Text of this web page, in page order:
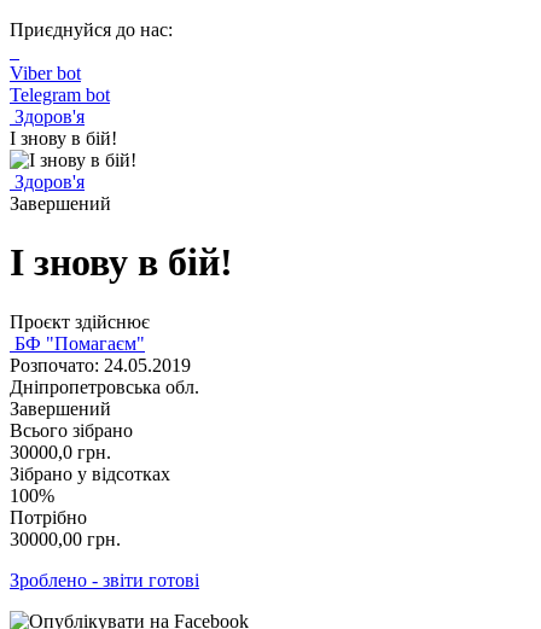
Приєднуйся до нас:
Viber bot
Telegram bot
Здоров'я
І знову в бій!
Здоров'я
Завершений
І знову в бій!
Проєкт здійснює
БФ "Помагаєм"
Розпочато: 24.05.2019
Дніпропетровська обл.
Завершений
Всього зібрано
30000,0 грн.
Зібрано у відсотках
100%
Потрібно
30000,00 грн.
Зроблено - звіти готові